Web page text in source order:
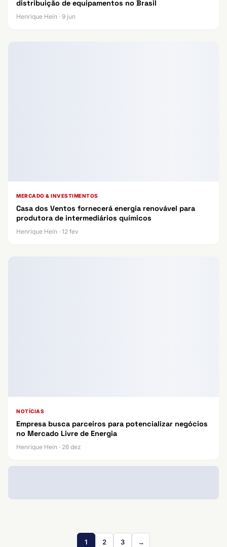
distribuição de equipamentos no Brasil
Henrique Hein · 9 jun
MERCADO & INVESTIMENTOS
Casa dos Ventos fornecerá energia renovável para
produtora de intermediários químicos
Henrique Hein · 12 fev
NOTÍCIAS
Empresa busca parceiros para potencializar negócios
no Mercado Livre de Energia
Henrique Hein · 26 dez
1 2 3 →